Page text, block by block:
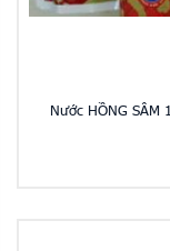
Nước HỒNG SÂM